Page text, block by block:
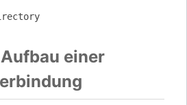
einer